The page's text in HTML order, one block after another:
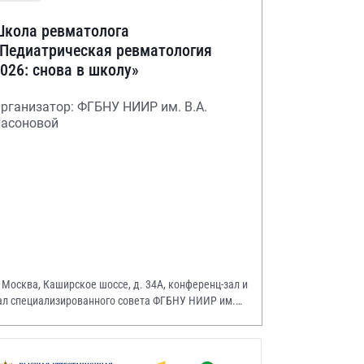
ревматолога
ревматология
снова в школу»
ФГБНУ НИИР им. В.А.
Москва, Каширское шоссе, д. 34А, конференц-зал и
специализированного совета ФГБНУ НИИР им.